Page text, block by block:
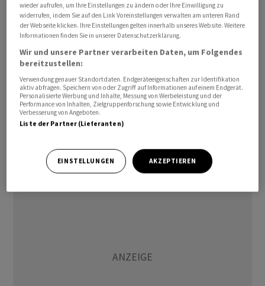
Der Absatz fiel um 13 Prozent auf 286 Millionen, den
niedrigsten Wert seit 2013.
Meistverkaufte Marke war mit einem Marktanteil von
18,6 Prozent Vivo gefolgt von Honor und dem US-
KonzernApple, dessen Verkaufszahlen sich mit minus
4,4 Prozent besser entwickelten als der Gesamtmarkt.
In China wurde die Konsumnachfrage 2022 von Covid-
Lockdowns in großen Städten belastet.
(Reuters)
wieder aufrufen, um Ihre Einstellungen zu ändern oder Ihre Einwilligung zu
widerrufen, indem Sie auf den Link Voreinstellungen verwalten am unteren Rand
der Webseite klicken. Ihre Einstellungen gelten innerhalb unseres Website. Weitere
Informationen finden Sie in unserer Datenschutzerklärung.
Wir und unsere Partner verarbeiten Daten, um Folgendes
bereitzustellen:
Verwendung genauer Standortdaten. Endgeräteeigenschaften zur Identifikation
aktiv abfragen. Speichern von oder Zugriff auf Informationen auf einem Endgerät.
Personalisierte Werbung und Inhalte, Messung von Werbeleistung und der
Performance von Inhalten, Zielgruppenforschung sowie Entwicklung und
Verbesserung von Angeboten.
Liste der Partner (Lieferanten)
EINSTELLUNGEN AKZEPTIEREN